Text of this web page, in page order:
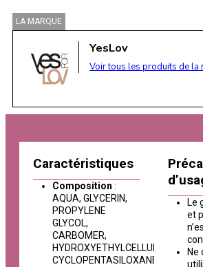
LA MARQUE
YesLov
Voir tous les produits de la
Caractéristiques
Composition :
AQUA, GLYCERIN,
PROPYLENE
GLYCOL,
CARBOMER,
HYDROXYETHYLCELLULOSE,
CYCLOPENTASILOXANE,
Le
et
Ne